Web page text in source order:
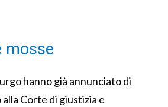
mosse
hanno già annunciato di
Corte di giustizia e